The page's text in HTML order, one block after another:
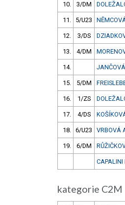
10. 3/DM
11. 5/U23
12. 3/DS
13. 4/DM
14.
15. 5/DM
16. 1/ZS
17. 4/DS
18. 6/U23 VRBOVÁ
19. 6/DM
kategorie C2M